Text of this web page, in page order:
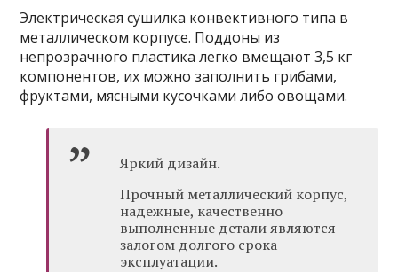
Электрическая сушилка конвективного типа в
металлическом корпусе. Поддоны из
непрозрачного пластика легко вмещают 3,5 кг
компонентов, их можно заполнить грибами,
фруктами, мясными кусочками либо овощами.
Яркий дизайн.
Прочный металлический корпус,
надежные, качественно
выполненные детали являются
залогом долгого срока
эксплуатации.